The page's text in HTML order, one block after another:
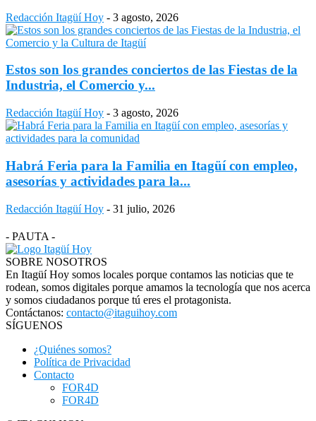
Redacción Itagüí Hoy - 3 agosto, 2026
Estos son los grandes conciertos de las Fiestas de la
Industria, el Comercio y...
Redacción Itagüí Hoy - 3 agosto, 2026
Habrá Feria para la Familia en Itagüí con empleo,
asesorías y actividades para la...
Redacción Itagüí Hoy - 31 julio, 2026
- PAUTA -
SOBRE NOSOTROS
En Itagüí Hoy somos locales porque contamos las noticias que te
rodean, somos digitales porque amamos la tecnología que nos acerca
y somos ciudadanos porque tú eres el protagonista.
Contáctanos: contacto@itaguihoy.com
SÍGUENOS
¿Quiénes somos?
Política de Privacidad
Contacto
FOR4D
FOR4D